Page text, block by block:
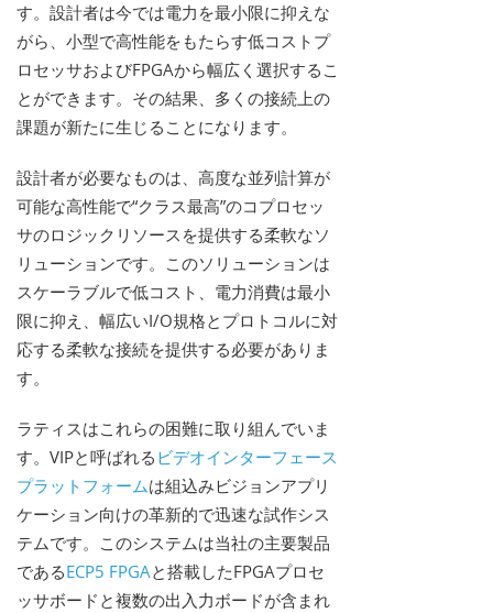
す。設計者は今では電力を最小限に抑えな
がら、小型で高性能をもたらす低コストプ
ロセッサおよびFPGAから幅広く選択するこ
とができます。その結果、多くの接続上の
課題が新たに生じることになります。
設計者が必要なものは、高度な並列計算が
可能な高性能で“クラス最高”のコプロセッ
サのロジックリソースを提供する柔軟なソ
リューションです。このソリューションは
スケーラブルで低コスト、電力消費は最小
限に抑え、幅広いI/O規格とプロトコルに対
応する柔軟な接続を提供する必要がありま
す。
ラティスはこれらの困難に取り組んでいま
す。VIPと呼ばれる ビデオインターフェース
プラットフォームは組込みビジョンアプリ
ケーション向けの革新的で迅速な試作シス
テムです。このシステムは当社の主要製品
であるECP5 FPGAと搭載したFPGAプロセ
ッサボードと複数の出入力ボードが含まれ